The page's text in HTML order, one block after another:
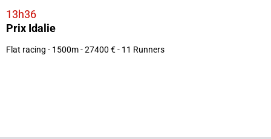
13h36
Prix Idalie
Flat racing - 1500m - 27400 € - 11 Runners